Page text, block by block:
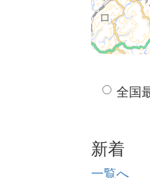
全国
新着
一覧へ